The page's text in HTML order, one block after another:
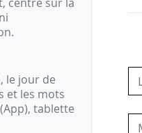
le jour de
et les mots
tablette